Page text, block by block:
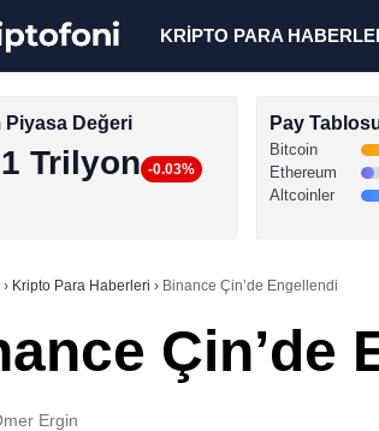
KRİPTO PARA
Piyasa Değeri
Trilyon -0.03%
Pay
Bitcoin
Ethereum
Altcoinler
› Kripto Para Haberleri › Binance Çin’de Engellendi
Çin’de
Ergin